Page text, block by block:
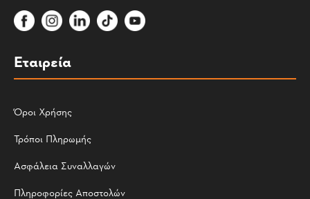
Εταιρεία
Όροι Χρήσης
Τρόποι Πληρωμής
Ασφάλεια Συναλλαγών
Πληροφορίες Αποστολών